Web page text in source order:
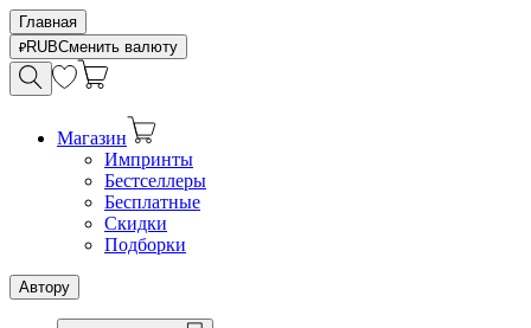
Главная
RUBСменить валюту
Магазин
Импринты
Бестселлеры
Бесплатные
Скидки
Подборки
Автору